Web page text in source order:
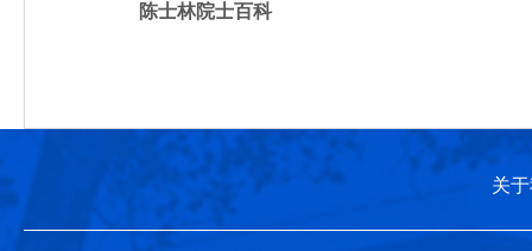
陈士林院士百科
关